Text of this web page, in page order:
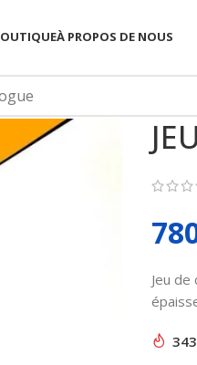
À PROPOS DE NOUS
Jeu
343